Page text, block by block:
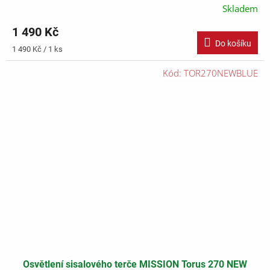
Skladem
1 490 Kč
Měrná
cena:
1 490 Kč / 1 ks
Do košíku
Osvětlení sisalového terče MISSION Torus 270 NEW
Kód: TOR270NEWBLUE